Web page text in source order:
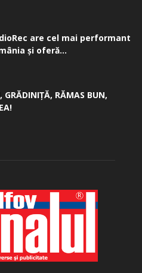
are cel mai performant
și oferă...
GRĂDINIŢĂ, ­RĂMAS BUN,